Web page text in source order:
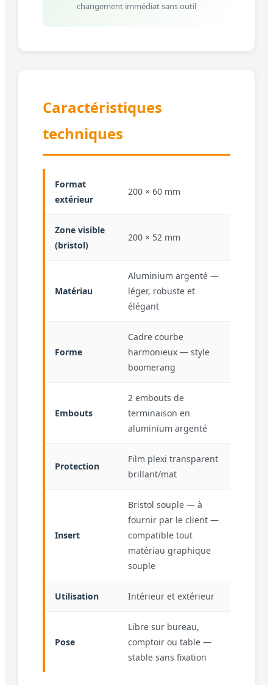
changement immédiat sans outil
Caractéristiques
techniques
Format
extérieur
200 × 60 mm
Zone visible
(bristol)
200 × 52 mm
Matériau
Aluminium argenté —
léger, robuste et
élégant
Forme
Cadre courbe
harmonieux — style
boomerang
Embouts
2 embouts de
terminaison en
aluminium argenté
Protection
Film plexi transparent
brillant/mat
Insert
Bristol souple — à
fournir par le client —
compatible tout
matériau graphique
souple
Utilisation Intérieur et extérieur
Pose
Libre sur bureau,
comptoir ou table —
stable sans fixation